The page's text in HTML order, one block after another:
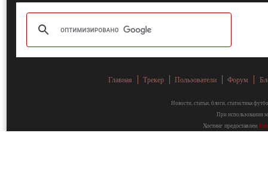
Главная Трекер Пользователи Форум
Новости, статьи, блоги, статистика
При использовании
Хостинг предоставлен